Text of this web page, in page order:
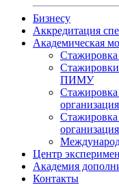
Бизнесу
Аккредитация
Академическая
Стажировка
ПИМУ
Центр
Академия
Контакты